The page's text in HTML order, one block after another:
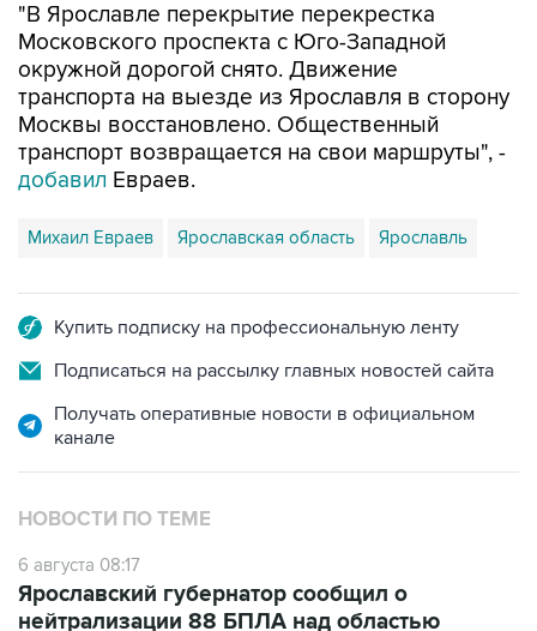
"В Ярославле перекрытие перекрестка
Московского проспекта с Юго-Западной
окружной дорогой снято. Движение
транспорта на выезде из Ярославля в сторону
Москвы восстановлено. Общественный
транспорт возвращается на свои маршруты", -
добавил Евраев.
Михаил Евраев Ярославская область Ярославль
Купить подписку на профессиональную ленту
Подписаться на рассылку главных новостей сайта
Получать оперативные новости в официальном
канале
НОВОСТИ ПО ТЕМЕ
6 августа 08:17
Ярославский губернатор сообщил о
нейтрализации 88 БПЛА над областью